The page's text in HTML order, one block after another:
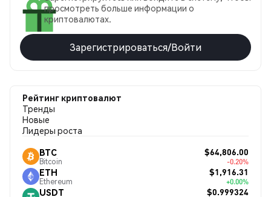
просмотреть больше информации о
криптовалютах.
Зарегистрироваться/Войти
Рейтинг криптовалют
Тренды
Новые
Лидеры роста
BTC
Bitcoin
$64,806.00
-0.20%
ETH
Ethereum
$1,916.31
+0.00%
USDT $0.999324